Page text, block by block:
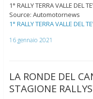
1° RALLY TERRA VALLE DEL
Source: Automotornews
1° RALLY TERRA VALLE DEL
16 gennaio 2021
LA RONDE DEL
STAGIONE